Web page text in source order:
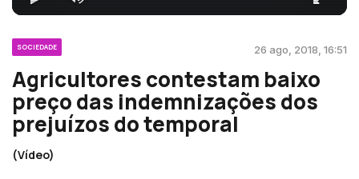
SOCIEDADE 26 ago, 2018, 16:51
Agricultores contestam baixo
preço das indemnizações dos
prejuízos do temporal
(Vídeo)